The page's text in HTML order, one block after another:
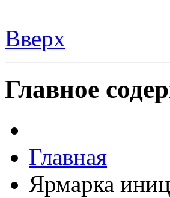
Вверх
Главное
Главная
Ярмарка